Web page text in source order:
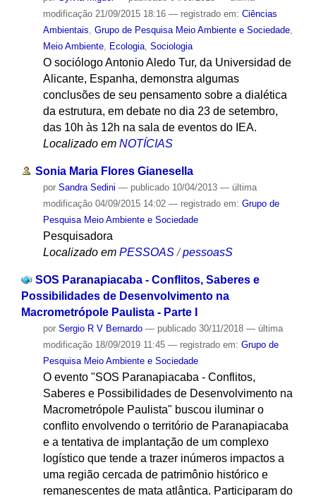
modificação21/09/2015 18:16 — registrado em: Ciências
Ambientais, Grupo de Pesquisa Meio Ambiente e Sociedade,
Meio Ambiente, Ecologia, Sociologia
O sociólogo Antonio Aledo Tur, da Universidad de
Alicante, Espanha, demonstra algumas
conclusões de seu pensamento sobre a dialética
da estrutura, em debate no dia 23 de setembro,
das 10h às 12h na sala de eventos do IEA.
Localizado em NOTÍCIAS
Sonia Maria Flores Gianesella
por Sandra Sedini — publicado10/04/2013 — última
modificação04/09/2015 14:02 — registrado em: Grupo de
Pesquisa Meio Ambiente e Sociedade
Pesquisadora
Localizado em PESSOAS /pessoasS
SOS Paranapiacaba - Conflitos, Saberes e
Possibilidades de Desenvolvimento na
Macrometrópole Paulista - Parte I
por Sergio R V Bernardo — publicado30/11/2018 — última
modificação18/09/2019 11:45 — registrado em: Grupo de
Pesquisa Meio Ambiente e Sociedade
O evento "SOS Paranapiacaba - Conflitos,
Saberes e Possibilidades de Desenvolvimento na
Macrometrópole Paulista" buscou iluminar o
conflito envolvendo o território de Paranapiacaba
e a tentativa de implantação de um complexo
logístico que tende a trazer inúmeros impactos a
uma região cercada de patrimônio histórico e
remanescentes de mata atlântica. Participaram do